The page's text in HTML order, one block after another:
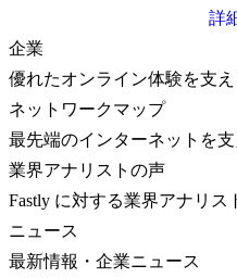
詳
企業
優れたオンライン体験を支
ネットワークマップ
最先端のインターネットを
業界アナリストの声
Fastly に対する業界アナリス
ニュース
最新情報・企業ニュース